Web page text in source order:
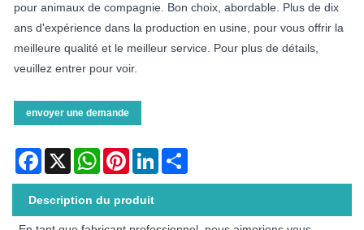
pour animaux de compagnie. Bon choix, abordable. Plus de dix
ans d'expérience dans la production en usine, pour vous offrir la
meilleure qualité et le meilleur service. Pour plus de détails,
veuillez entrer pour voir.
envoyer une demande
Facebook
X WhatsAppPinterestLinkedIn
Description du produit